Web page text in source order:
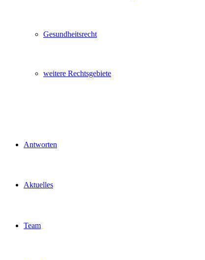
Gesundheitsrecht
weitere Rechtsgebiete
Antworten
Aktuelles
Team